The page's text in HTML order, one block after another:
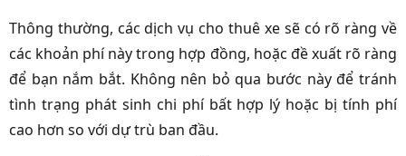
Thông thường, các dịch vụ cho thuê xe sẽ có rõ ràng về
các khoản phí này trong hợp đồng, hoặc đề xuất rõ ràng
để bạn nắm bắt. Không nên bỏ qua bước này để tránh
tình trạng phát sinh chi phí bất hợp lý hoặc bị tính phí
cao hơn so với dự trù ban đầu.